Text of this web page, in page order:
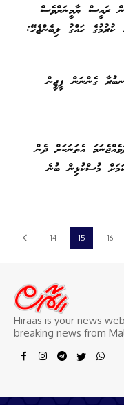
ރައީސް ޔާމީނަށްވެސް
ހައްގު ލިބެންޖެހޭ:
ގެންނަން ޕީޖީން
އެތަނަކަށް ދެން
މުސްކުޅިން ބުނެ
14 15 16
Hiraas is your news
breaking news from